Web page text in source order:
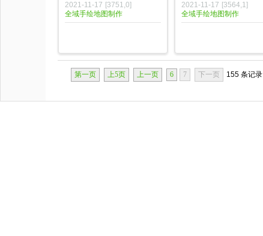
2021-11-17 [3751,0]
全域手绘地图制作
2021-11-17 [3564,1]
全域手绘地图制作
第一页 上5页 上一页 6 7 下一页 155 条记录